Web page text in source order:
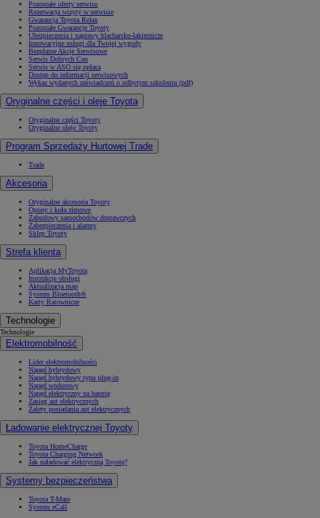
Pozostałe oferty serwisu
Rezerwacja wizyty w serwisie
Gwarancja Toyota Relax
Pozostałe Gwarancje Toyoty
Ubezpieczenia i naprawy blacharsko-lakiernicze
Innowacyjne usługi dla Twojej wygody
Bezpłatne Akcje Serwisowe
Serwis Dobrych Cen
Serwis w ASO się opłaca
Dostęp do informacji serwisowych
Wykaz wydanych zaświadczeń o odbytym szkoleniu (pdf)
Oryginalne części i oleje Toyota
Oryginalne części Toyoty
Oryginalne oleje Toyoty
Program Sprzedaży Hurtowej Trade
Trade
Akcesoria
Oryginalne akcesoria Toyoty
Opony i koła zimowe
Zabudowy samochodów dostawczych
Zabezpieczenia i alarmy
Sklep Toyoty
Strefa klienta
Aplikacja MyToyota
Instrukcje obsługi
Aktualizacja map
System Bluetooth®
Karty Ratownicze
Technologie
Technologie
Elektromobilność
Lider elektromobilności
Napęd hybrydowy
Napęd hybrydowy typu plug-in
Napęd wodorowy
Napęd elektryczny na baterię
Zasięg aut elektrycznych
Zalety posiadania aut elektrycznych
Ładowanie elektrycznej Toyoty
Toyota HomeCharge
Toyota Charging Network
Jak naładować elektryczną Toyotę?
Systemy bezpieczeństwa
Toyota T-Mate
System eCall